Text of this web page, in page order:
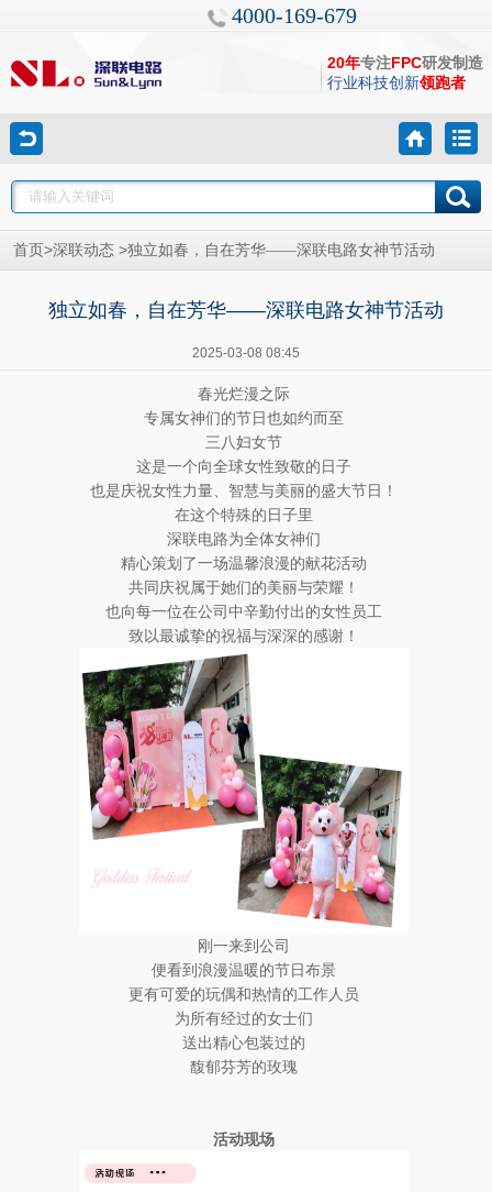
4000-169-679
20年专注FPC研发制造
行业科技创新领跑者
首页 >深联动态 >独立如春，自在芳华——深联电路女神节活动
独立如春，自在芳华——深联电路女神节活动
2025-03-08 08:45
春光烂漫之际
专属女神们的节日也如约而至
三八妇女节
这是一个向全球女性致敬的日子
也是庆祝女性力量、智慧与美丽的盛大节日！
在这个特殊的日子里
深联电路为全体女神们
精心策划了一场温馨浪漫的献花活动
共同庆祝属于她们的美丽与荣耀！
也向每一位在公司中辛勤付出的女性员工
致以最诚挚的祝福与深深的感谢！
刚一来到公司
便看到浪漫温暖的节日布景
更有可爱的玩偶和热情的工作人员
为所有经过的女士们
送出精心包装过的
馥郁芬芳的玫瑰
活动现场